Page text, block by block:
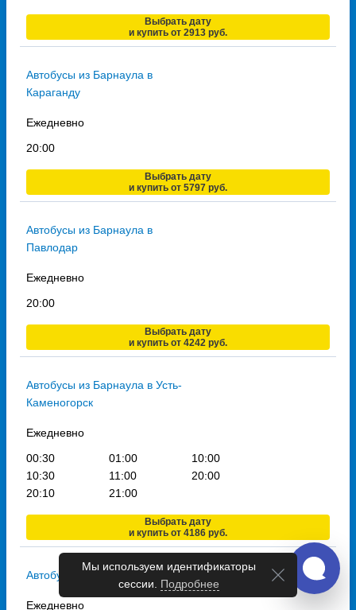
Выбрать дату
и купить от 2913 руб.
Автобусы из Барнаула в
Караганду
Ежедневно
20:00
Выбрать дату
и купить от 5797 руб.
Автобусы из Барнаула в
Павлодар
Ежедневно
20:00
Выбрать дату
и купить от 4242 руб.
Автобусы из Барнаула в Усть-
Каменогорск
Ежедневно
00:30
01:00
10:00
10:30
11:00
20:00
20:10
21:00
Выбрать дату
и купить от 4186 руб.
Автобусы из Барнаула в Семей
Ежедневно
Мы используем идентификаторы
сессии. Подробнее